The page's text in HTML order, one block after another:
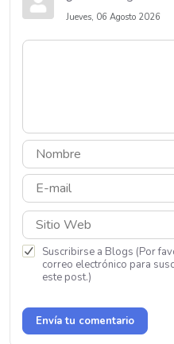
Jueves, 06 Agosto 2026
Suscribirse a Blogs (Por
correo electrónico para
este post.)
Envía tu comentario